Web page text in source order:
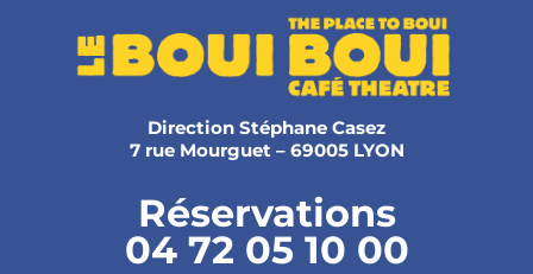
Direction Stéphane Casez
7 rue Mourguet – 69005 LYON
Réservations
04 72 05 10 00